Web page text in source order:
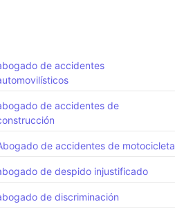
de accidentes
de accidentes de
de accidentes de motocicleta
de despido injustificado
de discriminación